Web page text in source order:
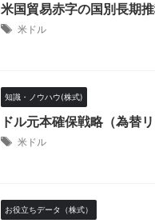
米国貿易赤字の国別長期
米ドル
知識・ノウハウ(株式)
ドル元本確保戦略（為替
米ドル
お役立ちデータ（株式）